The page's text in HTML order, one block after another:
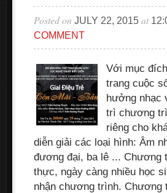
Posted on JULY 22, 2015 at
COMMENT
Với mục
trang cuộc
hưởng nhạc
trì chương
riêng cho
diễn giải các loại hình: Âm
đương đại, ba lê ... Chương
thực, ngày càng nhiều học
nhận chương trình. Chương